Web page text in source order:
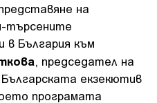
на
търсените
в България към
, председател на
екзекютив
програмата